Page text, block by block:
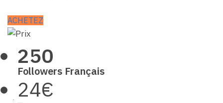
ACHETEZ
250
Followers Français
24€